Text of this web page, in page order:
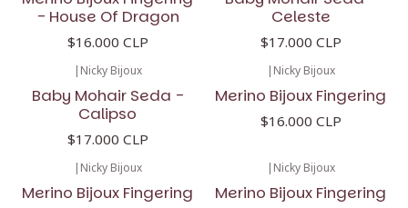
- House Of Dragon
$16.000 CLP
Celeste
$17.000 CLP
| Nicky Bijoux
Baby Mohair Seda -
Calipso
$17.000 CLP
| Nicky Bijoux
Merino Bijoux Fingering
$16.000 CLP
| Nicky Bijoux
Merino Bijoux Fingering
| Nicky Bijoux
Merino Bijoux Fingering